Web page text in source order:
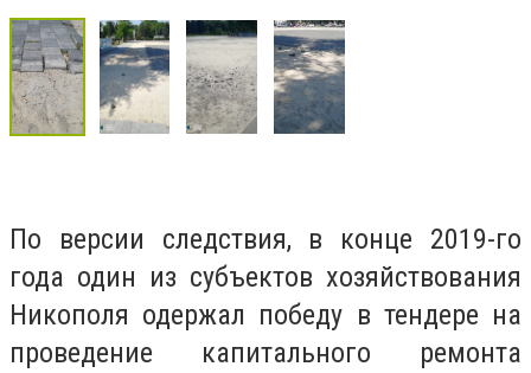
По версии следствия, в конце 2019-го
года один из субъектов хозяйствования
Никополя одержал победу в тендере на
проведение капитального ремонта